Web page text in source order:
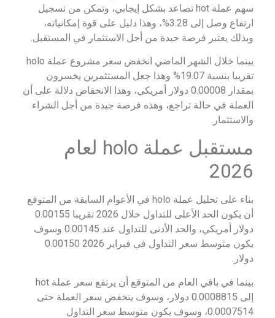
سهم عملة hot تصاعد بشكل إيجابي، وتمكن من تسجيل
ارتفاع وصل إلى 3.28%، وهذا دليل على قوة إمكانياته،
وبذلك يعتبر فرصة جيدة من أجل الاستثمار في المستقبل.
بينما خلال الشهر الماضي انخفض سعر مشروع عملة holo
تقريبا بنسبة 19.07% وهذا جعل المستثمرين يخسرون
بمقدار 0.00008 دولار أمريكي، وهذا الانخفاض دلالة على أن
العملة في حالة تراجع، وهذه فرصة جيدة من أجل الشراء
والاستثمار.
مستقبل عملة holo لعام
2026
بناء على تحليل عملة holo في الأعوام السابقة من المتوقع
أن يكون الحد الأعلى للتداول خلال 2026 تقريبا 0.00155
دولار أمريكي، والحد الأدنى للتداول عند 0.00145 وسوف
يكون متوسط سعر التداول في فبراير 2026 0.00150
دولار.
بينما في باقي العام من المتوقع أن يرتفع سعر عملة hot
إلى 0.0008815 دولار، وسوف ينخفض سعر العملة حتى
0.0007514، وسوف يكون متوسط سعر التداول